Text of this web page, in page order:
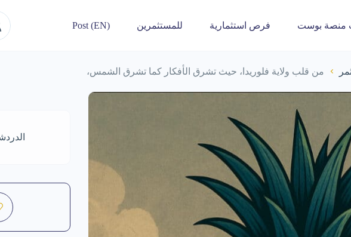
منصة بوست فرص استثمارية للمستثمرين Post (EN)
من قلب ولاية فلوريدا، حيث تشرق الأفكار كما تشرق الشمس،